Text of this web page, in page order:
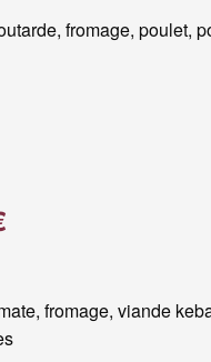
fromage, poulet,
fromage, viande